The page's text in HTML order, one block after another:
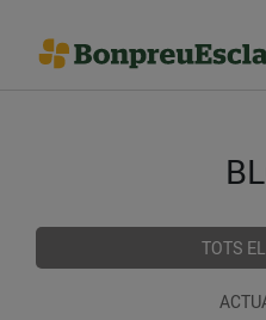
TOTS